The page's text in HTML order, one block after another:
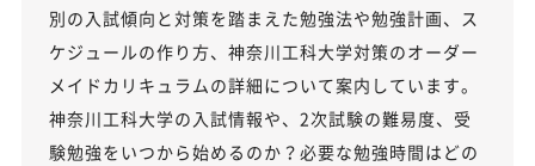
別の入試傾向と対策を踏まえた勉強法や勉強計画、ス
ケジュールの作り方、神奈川工科大学対策のオーダー
メイドカリキュラムの詳細について案内しています。
神奈川工科大学の入試情報や、2次試験の難易度、受
験勉強をいつから始めるのか？必要な勉強時間はどの